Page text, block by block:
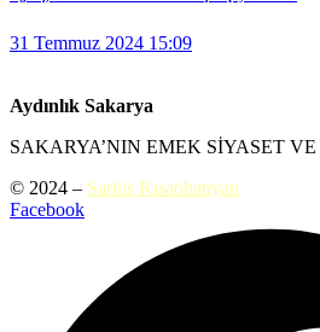
31 Temmuz 2024 15:09
Aydınlık Sakarya
SAKARYA’NIN EMEK SİYASET
© 2024 – Sarkis Kısaohanyan
Facebook